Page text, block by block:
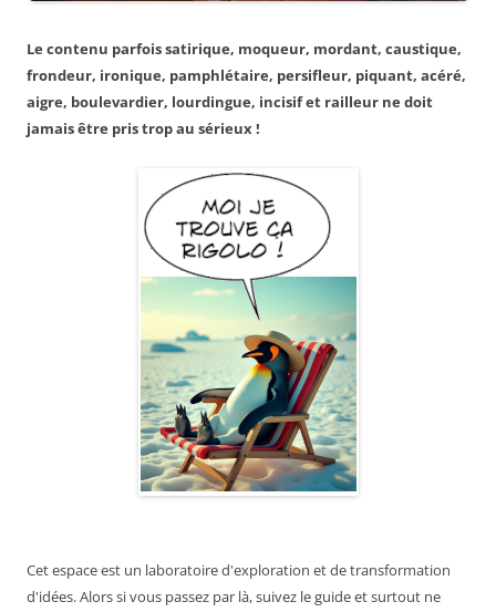
Le contenu parfois satirique, moqueur, mordant, caustique,
frondeur, ironique, pamphlétaire, persifleur, piquant, acéré,
aigre, boulevardier, lourdingue, incisif et railleur ne doit
jamais être pris trop au sérieux !
Cet espace est un laboratoire d'exploration et de transformation
d'idées. Alors si vous passez par là, suivez le guide et surtout ne